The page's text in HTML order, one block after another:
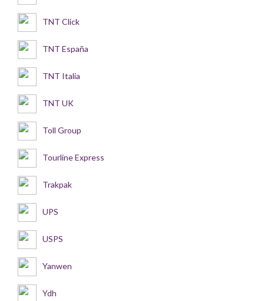
TNT Click
TNT España
TNT Italia
TNT UK
Toll Group
Tourline Express
Trakpak
UPS
USPS
Yanwen
Ydh